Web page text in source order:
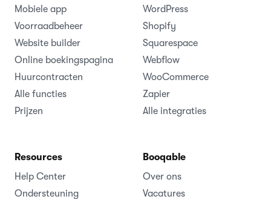
Mobiele app
Voorraadbeheer
Website builder
Online boekingspagina
Huurcontracten
Alle functies
Prijzen
WordPress
Shopify
Squarespace
Webflow
WooCommerce
Zapier
Alle integraties
Resources
Help Center
Ondersteuning
Booqable
Over ons
Vacatures